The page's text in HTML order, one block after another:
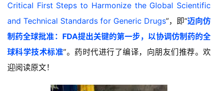
Critical First Steps to Harmonize the Global Scientific
and Technical Standards for Generic Drugs”，即“迈向仿
制药全球批准：FDA提出关键的第一步，以协调仿制药的全
球科学技术标准”。药时代进行了编译，向朋友们推荐。欢
迎阅读原文！